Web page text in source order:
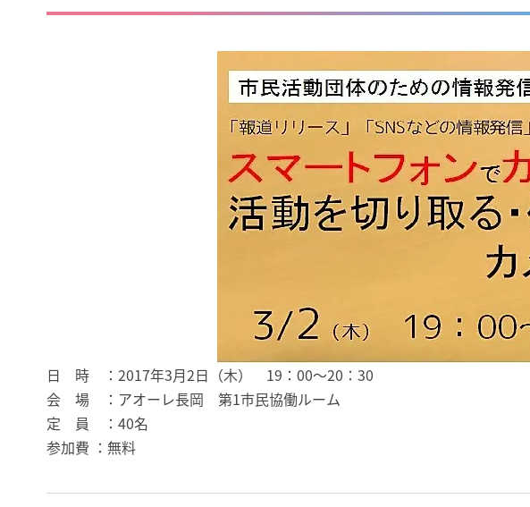
日 時 ：2017年3月2日（木） 19：00～20：30
会 場 ：アオーレ長岡 第1市民協働ルーム
定 員 ：40名
参加費 ：無料